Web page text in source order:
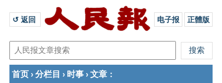
↺ 返回 电子报 正體版
首页 › 分栏目 › 时事 › 文章 ：